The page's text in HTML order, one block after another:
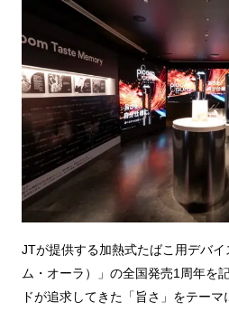
JTが提供する加熱式たばこ用デバ
ム・オーラ）」の全国発売1周年を
ドが追求してきた「旨さ」をテー